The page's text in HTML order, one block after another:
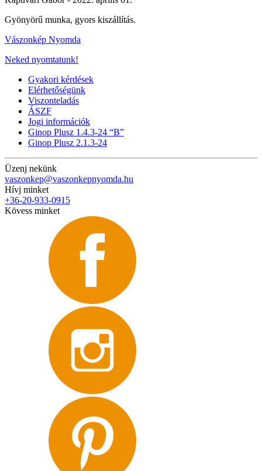
Gyönyörű munka, gyors kiszállítás.
Vászonkép Nyomda
Neked nyomtatunk!
Gyakori kérdések
Elérhetőségünk
Viszonteladás
ÁSZF
Jogi információk
Ginop Plusz 1.4.3-24 “B”
Ginop Plusz 2.1.3-24
Üzenj nekünk
vaszonkep@vaszonkepnyomda.hu
Hívj minket
+36-20-933-0915
Kövess minket